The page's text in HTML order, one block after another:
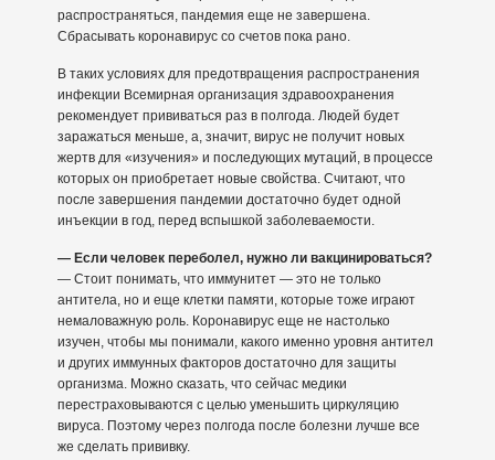
распространяться, пандемия еще не завершена.
Сбрасывать коронавирус со счетов пока рано.
В таких условиях для предотвращения распространения
инфекции Всемирная организация здравоохранения
рекомендует прививаться раз в полгода. Людей будет
заражаться меньше, а, значит, вирус не получит новых
жертв для «изучения» и последующих мутаций, в процессе
которых он приобретает новые свойства. Считают, что
после завершения пандемии достаточно будет одной
инъекции в год, перед вспышкой заболеваемости.
— Если человек переболел, нужно ли вакцинироваться?
— Стоит понимать, что иммунитет — это не только
антитела, но и еще клетки памяти, которые тоже играют
немаловажную роль. Коронавирус еще не настолько
изучен, чтобы мы понимали, какого именно уровня антител
и других иммунных факторов достаточно для защиты
организма. Можно сказать, что сейчас медики
перестраховываются с целью уменьшить циркуляцию
вируса. Поэтому через полгода после болезни лучше все
же сделать прививку.